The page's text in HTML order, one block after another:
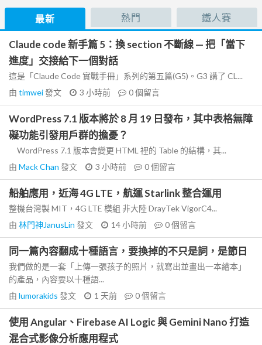
最新 熱門 鐵人賽
Claude code 新手篇 5：換 section 不斷線 — 把「當下
進度」交接給下一個對話
這是「Claude Code 實戰手冊」系列的第五篇(G5)。G3 講了 CL...
由 timwei發文 3 小時前 0個留言
WordPress 7.1 版本將於 8 月 19 日發布，其中表格無障
礙功能引發用戶群的擔憂？
WordPress 7.1 版本會變更 HTML 裡的 Table 的結構，其...
由 Mack Chan 發文 3 小時前 0個留言
船舶應用，近海 4G LTE，航運 Starlink 整合運用
整機台灣製 MIT，4G LTE 模組 非大陸 DrayTek VigorC4...
由 林門神JanusLin 發文 14 小時前 0個留言
同一篇內容翻成十種語言，要換掉的不只是詞，是節日
我們做的是一套「上傳一張孩子的照片，就寫出並畫出一本繪本」
的產品，內容要以十種語...
由 lumorakids 發文 1 天前 0個留言
使用 Angular、Firebase AI Logic 與 Gemini Nano 打造
混合式影像分析應用程式